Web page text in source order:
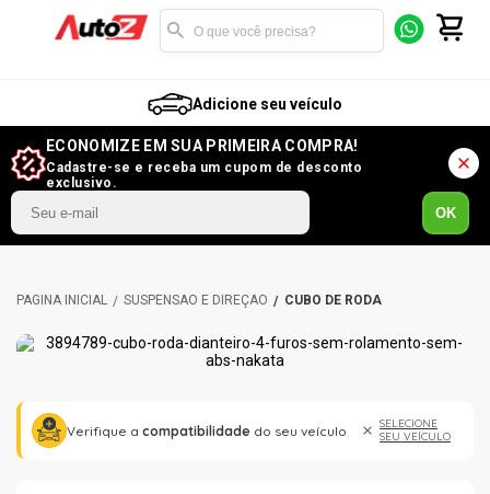
Adicione seu veículo
ECONOMIZE EM SUA PRIMEIRA COMPRA!
Cadastre-se e receba um cupom de desconto
exclusivo.
OK
SUSPENSÃO E DIREÇÃO CUBO DE RODA
Verifique a compatibilidade do seu veículo
SELECIONE
SEU VEÍCULO